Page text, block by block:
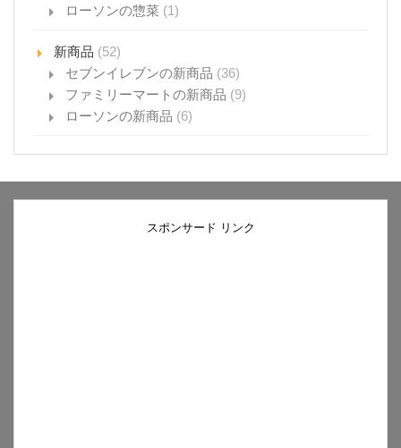
ローソンの惣菜 (1)
新商品 (52)
セブンイレブンの新商品 (36)
ファミリーマートの新商品 (9)
ローソンの新商品 (6)
スポンサード リンク